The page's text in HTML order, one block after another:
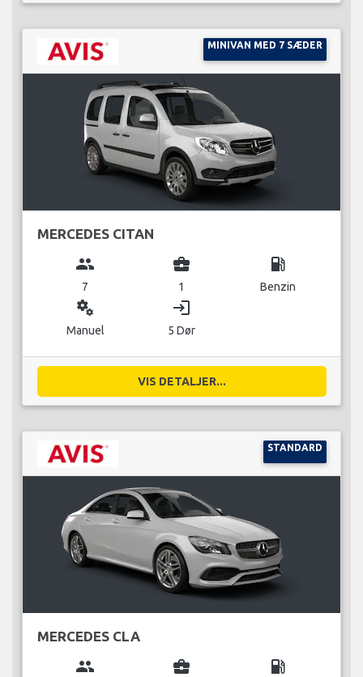
MINIVAN MED 7 SÆDER
MERCEDES CITAN
group
7
business_center
1
local_gas_station
Benzin
miscellaneous_services
Manuel
login
5 Dør
VIS DETALJER...
STANDARD
MERCEDES CLA
group business_center local_gas_station